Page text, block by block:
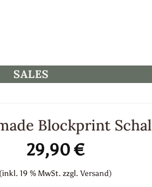
SALES
Blockprint Schal
29,90€
(inkl. 19 % MwSt. zzgl. Versand)